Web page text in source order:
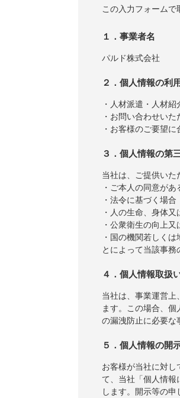
この入力フォームで
１．事業者名
パルド株式会社
２．個人情報の利
・人材派遣・人材紹
・お問い合わせいた
・お客様のご要望
３．個人情報の第
当社は、ご提供いた
・ご本人の同意があ
・法令に基づく場合
・人の生命、身体
・公衆衛生の向上
・国の機関若しく
とによって当該事務
４．個人情報取扱
当社は、事業運営上
ます。この場合、
の漏洩防止に必要な
５．個人情報の開
お客様が当社に対し
て、当社「個人情報
します。開示等の